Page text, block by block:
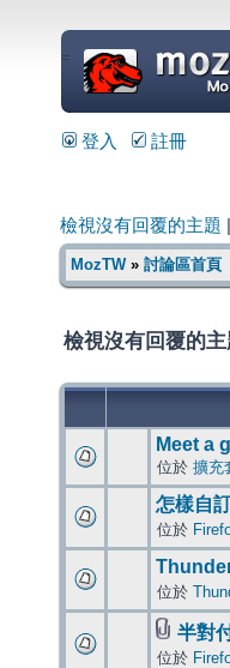
=
登入 註冊
檢視沒有回覆的主題
MozTW» 討論區首頁
檢視沒有回覆的主
Meet a
位於 擴充
怎樣自
位於
位於
半對
位於